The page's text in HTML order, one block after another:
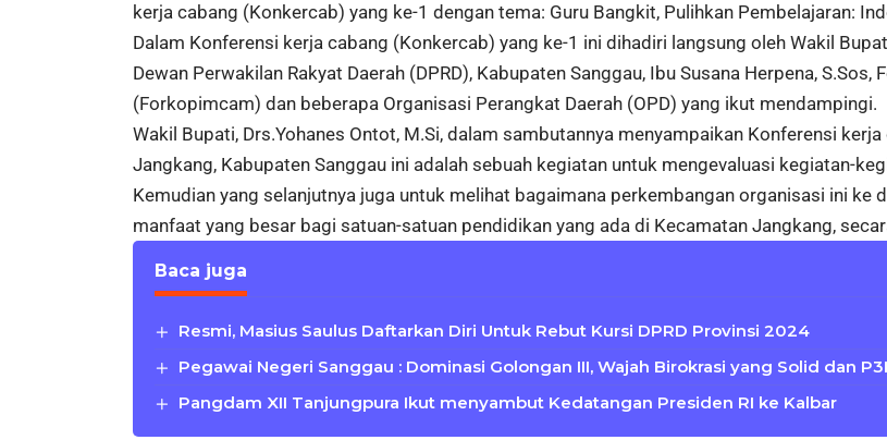
kerja cabang (Konkercab) yang ke-1 dengan tema: Guru Bangkit, Pulihkan Pembelajaran:
Dalam Konferensi kerja cabang (Konkercab) yang ke-1 ini dihadiri langsung oleh Wakil
Dewan Perwakilan Rakyat Daerah (DPRD), Kabupaten Sanggau, Ibu Susana Herpena,
(Forkopimcam) dan beberapa Organisasi Perangkat Daerah (OPD) yang ikut mendampingi.
Wakil Bupati, Drs.Yohanes Ontot, M.Si, dalam sambutannya menyampaikan Konferensi
Jangkang, Kabupaten Sanggau ini adalah sebuah kegiatan untuk mengevaluasi kegiatan-
Kemudian yang selanjutnya juga untuk melihat bagaimana perkembangan organisasi ini
manfaat yang besar bagi satuan-satuan pendidikan yang ada di Kecamatan Jangkang,
Baca juga
Resmi, Masius Saulus Daftarkan Diri Untuk Rebut Kursi DPRD Provinsi 2024
Pegawai Negeri Sanggau : Dominasi Golongan III, Wajah Birokrasi yang Solid dan
Pangdam XII Tanjungpura Ikut menyambut Kedatangan Presiden RI ke Kalbar